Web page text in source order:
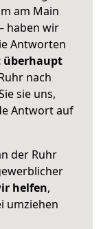
am Main
haben wir
Antworten
überhaupt
nach
sie uns,
Antwort auf
der Ruhr
helfen,
umziehen